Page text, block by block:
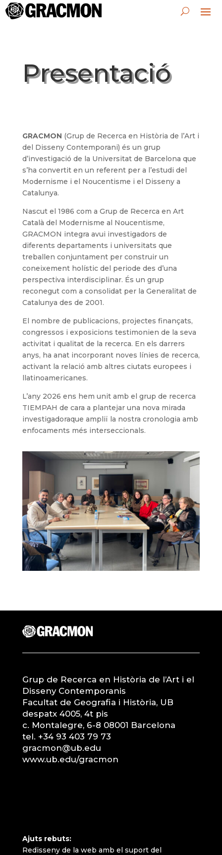
Presentació
GRACMON (Grup de Recerca en Història de l’Art i
del Disseny Contemporani) és un grup
d’investigació de la Universitat de Barcelona que
s’ha convertit en un referent per a l’estudi del
Modernisme i el Noucentisme i el Disseny a
Catalunya.
Nascut el 1986 com a Grup de Recerca en Art
Català del Modernisme al Noucentisme,
GRACMON integra avui investigadors de
diferents departaments i universitats que
treballen conjuntament per construir un
coneixement holístic del periode des d’una
perspectiva interdisciplinar. És un grup
reconegut com a consolidat per la Generalitat de
Catalunya des de 2001.
El nombre de publicacions, projectes finançats,
congressos i exposicions testimonien de la seva
activitat i qualitat de la recerca. En els darrers
anys, ha anat incorporant noves línies de recerca,
activant la relació amb altres ciutats europees i
llatinoamericanes.
L’any 2026 ens hem unit amb el grup de recerca
TIEMPAH de cara a plantejar una nova mirada
investigadoraque ampliï la nostra cronologia amb
enfocaments més interseccionals.
Grup de Recerca en Història de l’Art i el
Disseny Contemporanis
Facultat de Geografia i Història, UB
despatx 4005, 4t pis
c. Montalegre, 6-8 08001 Barcelona
tel. +34 93 403 79 73
gracmon@ub.edu
www.ub.edu/gracmon
Ajuts rebuts:
Redisseny de la web amb el suport del